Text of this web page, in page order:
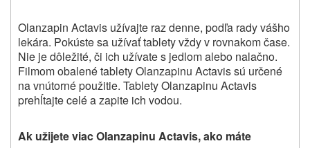
Olanzapin Actavis užívajte raz denne, podľa rady vášho
lekára. Pokúste sa užívať tablety vždy v rovnakom čase.
Nie je dôležité, či ich užívate s jedlom alebo nalačno.
Filmom obalené tablety Olanzapinu Actavis sú určené
na vnútorné použitie. Tablety Olanzapinu Actavis
prehĺtajte celé a zapite ich vodou.
Ak užijete viac Olanzapinu Actavis, ako máte